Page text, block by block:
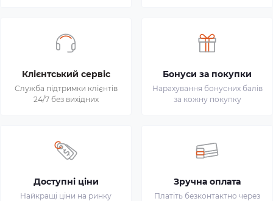
Клієнтський сервіс
Служба підтримки клієнтів
24/7 без вихідних
Бонуси за покупки
Нарахування бонусних балів
за кожну покупку
Доступні ціни
Найкращі ціни на ринку
Зручна оплата
Платіть безконтактно через